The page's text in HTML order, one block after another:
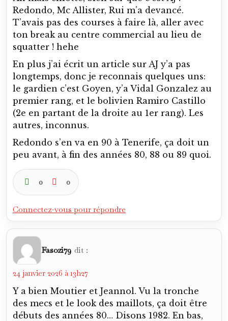
Redondo, Mc Allister, Rui m’a devancé.
T’avais pas des courses à faire là, aller avec
ton break au centre commercial au lieu de
squatter ! hehe
En plus j’ai écrit un article sur AJ y’a pas
longtemps, donc je reconnais quelques uns:
le gardien c’est Goyen, y’a Vidal Gonzalez au
premier rang, et le bolivien Ramiro Castillo
(2e en partant de la droite au 1er rang). Les
autres, inconnus.
Redondo s’en va en 90 à Tenerife, ça doit un
peu avant, à fin des années 80, 88 ou 89 quoi.
0 0
Connectez-vous pour répondre
Fasozi79 dit :
24 janvier 2026 à 13h27
Y a bien Moutier et Jeannol. Vu la tronche
des mecs et le look des maillots, ça doit être
débuts des années 80… Disons 1982. En bas,